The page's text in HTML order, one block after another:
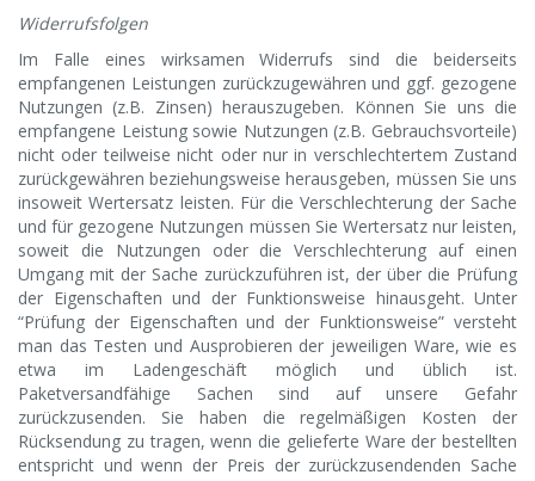
Widerrufsfolgen
Im Falle eines wirksamen Widerrufs sind die beiderseits
empfangenen Leistungen zurückzugewähren und ggf. gezogene
Nutzungen (z.B. Zinsen) herauszugeben. Können Sie uns die
empfangene Leistung sowie Nutzungen (z.B. Gebrauchsvorteile)
nicht oder teilweise nicht oder nur in verschlechtertem Zustand
zurückgewähren beziehungsweise herausgeben, müssen Sie uns
insoweit Wertersatz leisten. Für die Verschlechterung der Sache
und für gezogene Nutzungen müssen Sie Wertersatz nur leisten,
soweit die Nutzungen oder die Verschlechterung auf einen
Umgang mit der Sache zurückzuführen ist, der über die Prüfung
der Eigenschaften und der Funktionsweise hinausgeht. Unter
“Prüfung der Eigenschaften und der Funktionsweise” versteht
man das Testen und Ausprobieren der jeweiligen Ware, wie es
etwa im Ladengeschäft möglich und üblich ist.
Paketversandfähige Sachen sind auf unsere Gefahr
zurückzusenden. Sie haben die regelmäßigen Kosten der
Rücksendung zu tragen, wenn die gelieferte Ware der bestellten
entspricht und wenn der Preis der zurückzusendenden Sache